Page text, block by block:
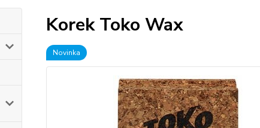
Korek Toko Wax
Novinka